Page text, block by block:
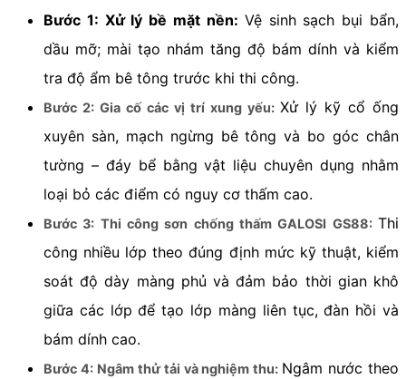
Bước 1: Xử lý bề mặt nền: Vệ sinh sạch bụi bẩn,
dầu mỡ; mài tạo nhám tăng độ bám dính và kiểm
tra độ ẩm bê tông trước khi thi công.
Bước 2: Gia cố các vị trí xung yếu: Xử lý kỹ cổ ống
xuyên sàn, mạch ngừng bê tông và bo góc chân
tường – đáy bể bằng vật liệu chuyên dụng nhằm
loại bỏ các điểm có nguy cơ thấm cao.
Bước 3: Thi công sơn chống thấm GALOSI GS88: Thi
công nhiều lớp theo đúng định mức kỹ thuật, kiểm
soát độ dày màng phủ và đảm bảo thời gian khô
giữa các lớp để tạo lớp màng liên tục, đàn hồi và
bám dính cao.
Bước 4: Ngâm thử tải và nghiệm thu: Ngâm nước theo